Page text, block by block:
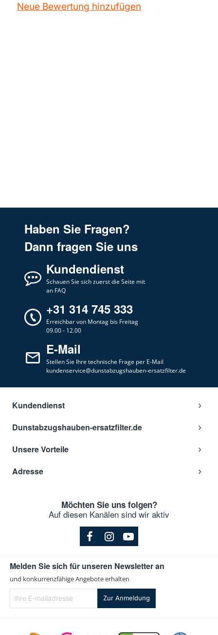
Neue Bewertung hinzufügen
Haben Sie Fragen?
Dann fragen Sie uns
Kundendienst
Schauen Sie sich zuerst die Seite mit
an FAQ
+31 314 745 333
Erreichbar von Montag bis Freitag
09.00 - 12.00
E-Mail
Stellen Sie Ihre technische Frage per E-Mail
kundenservice@dunstabzugshauben-ersatzfilter.de
Kundendienst
Dunstabzugshauben-ersatzfilter.de
Unsere Vorteile
Adresse
Möchten Sie uns folgen?
Auf diesen Kanälen sind wir aktiv
Melden Sie sich für unseren Newsletter an
und konkurrenzfähige Angebote erhalten
E-
mailadresse
Zur Anmeldung